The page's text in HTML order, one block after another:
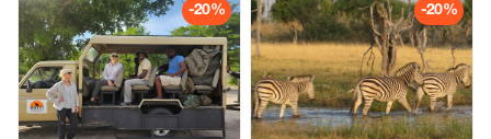
-20% -20%